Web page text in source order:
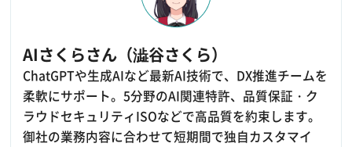
AIさくらさん（澁谷さくら）
ChatGPTや生成AIなど最新AI技術で、DX推進チームを
柔軟にサポート。5分野のAI関連特許、品質保証・ク
ラウドセキュリティISOなどで高品質を約束します。
御社の業務内容に合わせて短期間で独自カスタマイ